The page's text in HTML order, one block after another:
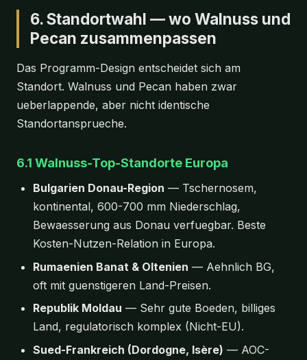
6. Standortwahl — wo Walnuss und
Pecan zusammenpassen
Das Programm-Design entscheidet sich am
Standort. Walnuss und Pecan haben zwar
ueberlappende, aber nicht identische
Standortansprueche.
6.1 Walnuss-Top-Standorte Europa
Bulgarien Donau-Region — Tschernosem,
kontinental, 600-700 mm Niederschlag,
Bewaesserung aus Donau verfuegbar. Beste
Kosten-Nutzen-Relation in Europa.
Rumaenien Banat & Oltenien — Aehnlich BG,
oft mit guenstigeren Land-Preisen.
Republik Moldau — Sehr gute Boeden, billiges
Land, regulatorisch komplex (Nicht-EU).
Sued-Frankreich (Dordogne, Isère) — AOC-